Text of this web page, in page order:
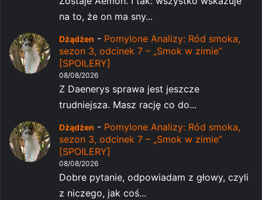
na to, że on ma sny...
Dżądżen - Pomylone Analizy: Ród smoka,
sezon 3, odcinek 7 – „Smok w zimie”
[SPOILERY]
08/08/2026
Z Daenerys sprawa jest jeszcze
trudniejsza. Masz rację co do...
Dżądżen - Pomylone Analizy: Ród smoka,
sezon 3, odcinek 7 – „Smok w zimie”
[SPOILERY]
08/08/2026
Dobre pytanie, odpowiadam z głowy, czyli
z niczego, jak coś...